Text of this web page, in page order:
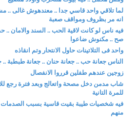
لما تلاقي واحد قاسي جدا .. معندهوش غالى
انه مر بظروف ومواقف صعبة
فيه ناس لو كانت لاقية الحب .. السند والامان
صح .. مكنوش ضاعوا
واحد فى التلاتينات حاول الانتحار وتم انقاذه
الناس جعانة حب .. جعانة حنان .. جعانة طبطبة
زوجين عندهم طفلين قرروا الانفصال
شاب مدمن دخل مصحة واتعالج وبعد فترة رجع
للمرة التانية
فيه شخصيات طيبة بقيت قاسية بسبب الصدمات
منهم